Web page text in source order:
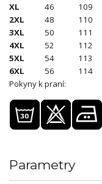
XL
46
109
2XL
48
110
3XL
50
111
4XL
52
112
5XL
54
113
6XL
56
114
Pokyny k praní:
Parametry